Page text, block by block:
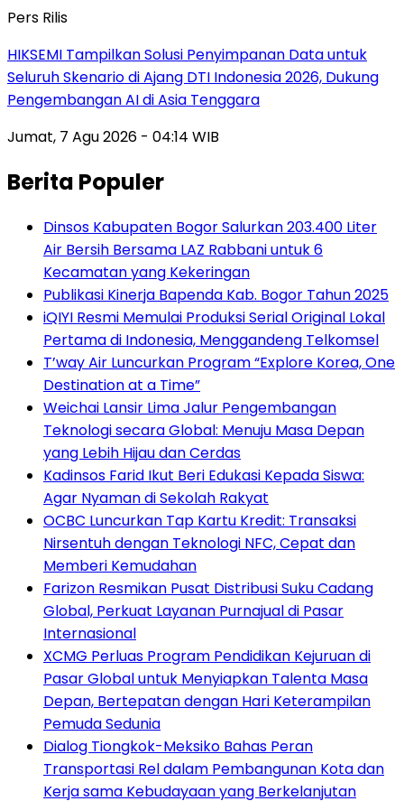
Pers Rilis
HIKSEMI Tampilkan Solusi Penyimpanan Data untuk
Seluruh Skenario di Ajang DTI Indonesia 2026, Dukung
Pengembangan AI di Asia Tenggara
Jumat, 7 Agu 2026 - 04:14 WIB
Berita Populer
Dinsos Kabupaten Bogor Salurkan 203.400 Liter
Air Bersih Bersama LAZ Rabbani untuk 6
Kecamatan yang Kekeringan
Publikasi Kinerja Bapenda Kab. Bogor Tahun 2025
iQIYI Resmi Memulai Produksi Serial Original Lokal
Pertama di Indonesia, Menggandeng Telkomsel
T’way Air Luncurkan Program “Explore Korea, One
Destination at a Time”
Weichai Lansir Lima Jalur Pengembangan
Teknologi secara Global: Menuju Masa Depan
yang Lebih Hijau dan Cerdas
Kadinsos Farid Ikut Beri Edukasi Kepada Siswa:
Agar Nyaman di Sekolah Rakyat
OCBC Luncurkan Tap Kartu Kredit: Transaksi
Nirsentuh dengan Teknologi NFC, Cepat dan
Memberi Kemudahan
Farizon Resmikan Pusat Distribusi Suku Cadang
Global, Perkuat Layanan Purnajual di Pasar
Internasional
XCMG Perluas Program Pendidikan Kejuruan di
Pasar Global untuk Menyiapkan Talenta Masa
Depan, Bertepatan dengan Hari Keterampilan
Pemuda Sedunia
Dialog Tiongkok-Meksiko Bahas Peran
Transportasi Rel dalam Pembangunan Kota dan
Kerja sama Kebudayaan yang Berkelanjutan